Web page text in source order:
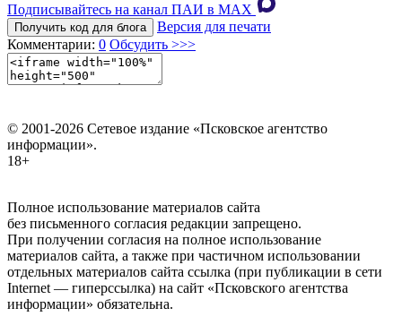
Подписывайтесь на канал ПАИ в MAХ
Получить код для блога
Версия для печати
Комментарии: 0 Обсудить >>>
© 2001-2026 Сетевое издание «Псковское агентство
информации».
18+
Полное использование материалов сайта
без письменного согласия редакции запрещено.
При получении согласия на полное использование
материалов сайта, а также при частичном использовании
отдельных материалов сайта ссылка (при публикации в сети
Internet — гиперссылка) на сайт «Псковского агентства
информации» обязательна.